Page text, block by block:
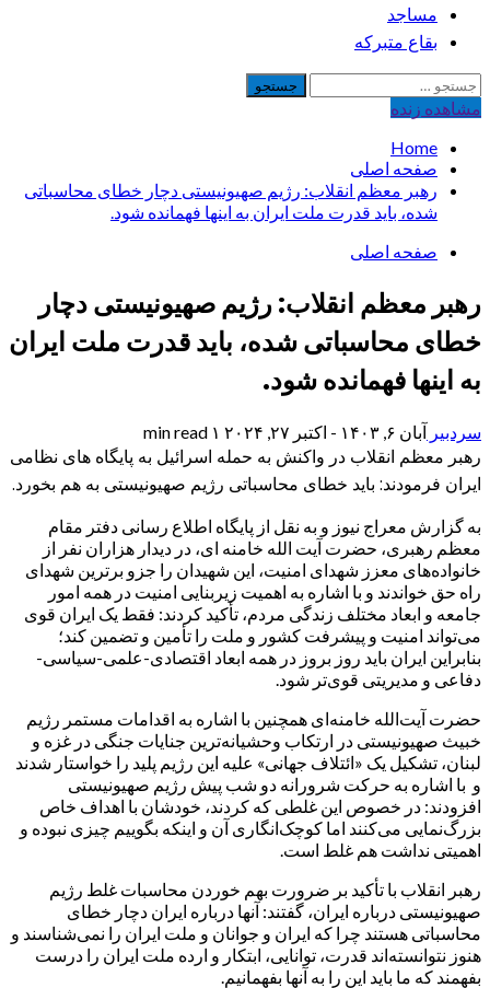
مساجد
بقاع متبرکه
جستجو
برای:
مشاهده‌ زنده
Home
صفحه اصلی
رهبر معظم انقلاب: رژیم صهیونیستی دچار خطای محاسباتی
شده، باید قدرت ملت ایران به اینها فهمانده شود.
صفحه اصلی
رهبر معظم انقلاب: رژیم صهیونیستی دچار
خطای محاسباتی شده، باید قدرت ملت ایران
به اینها فهمانده شود.
سردبیر آبان ۶, ۱۴۰۳ - اکتبر ۲۷, ۲۰۲۴ ۱ min read
رهبر معظم انقلاب در واکنش به حمله اسرائیل به پایگاه های نظامی
ایران فرمودند: باید خطای محاسباتی رژیم صهیونیستی به هم بخورد.
به گزارش معراج نیوز و به نقل از پایگاه اطلاع رسانی دفتر مقام
معظم رهبری، حضرت آیت الله خامنه ای، در دیدار هزاران نفر از
خانواده‌های معزز شهدای امنیت، این شهیدان را جزو برترین شهدای
راه حق خواندند و با اشاره به اهمیت زیربنایی امنیت در همه امور
جامعه و ابعاد مختلف زندگی مردم، تأکید کردند: فقط یک ایران قوی
می‌تواند امنیت و پیشرفت کشور و ملت را تأمین و تضمین کند؛
بنابراین ایران باید روز بروز در همه ابعاد اقتصادی-علمی-سیاسی-
دفاعی و مدیریتی قوی‌تر شود.
حضرت آیت‌الله خامنه‌ای همچنین با اشاره به اقدامات مستمر رژیم
خبیث صهیونیستی در ارتکاب وحشیانه‌ترین جنایات جنگی در غزه و
لبنان، تشکیل یک «ائتلاف جهانی» علیه این رژیم پلید را خواستار شدند
و با اشاره به حرکت شرورانه دو شب پیش رژیم صهیونیستی
افزودند: در خصوص این غلطی که کردند، خودشان با اهداف خاص
بزرگ‌نمایی می‌کنند اما کوچک‌انگاری آن و اینکه بگوییم چیزی نبوده و
اهمیتی نداشت هم غلط است.
رهبر انقلاب با تأکید بر ضرورت بهم خوردن محاسبات غلط رژیم
صهیونیستی درباره ایران، گفتند: آنها درباره ایران دچار خطای
محاسباتی هستند چرا که ایران و جوانان و ملت ایران را نمی‌شناسند و
هنوز نتوانسته‌اند قدرت، توانایی، ابتکار و ارده ملت ایران را درست
بفهمند که ما باید این را به آنها بفهمانیم.